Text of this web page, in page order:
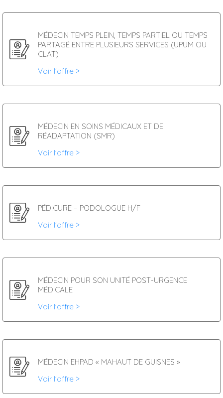
MÉDECIN TEMPS PLEIN, TEMPS PARTIEL OU TEMPS
PARTAGÉ ENTRE PLUSIEURS SERVICES (UPUM OU
CLAT)
Voir l'offre >
MÉDECIN EN SOINS MÉDICAUX ET DE
RÉADAPTATION (SMR)
Voir l'offre >
PÉDICURE – PODOLOGUE H/F
Voir l'offre >
MÉDECIN POUR SON UNITÉ POST-URGENCE
MÉDICALE
Voir l'offre >
MÉDECIN EHPAD « MAHAUT DE GUISNES »
Voir l'offre >